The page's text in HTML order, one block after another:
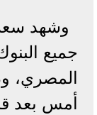
وشهد سعر
جميع
المصري،
أمس بعد